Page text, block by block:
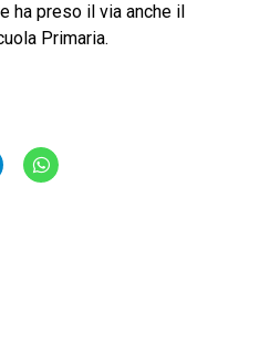
ha preso il via anche il
Primaria.